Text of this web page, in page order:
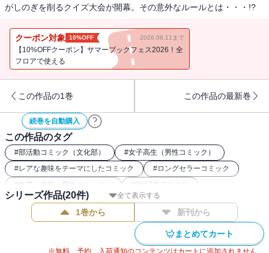
がしのぎを削るクイズ大会が開幕。その意外なルールとは・・・!?
クーポン対象 10%OFF 2026.08.11まで
【10%OFFクーポン】サマーブックフェス2026！全
フロアで使える
この作品の1巻 この作品の最新巻
続巻を自動購入
この作品のタグ
#部活動コミック（文化部） #女子高生（男性コミック）
#レアな趣味をテーマにしたコミック #ロングセラーコミック
# 先輩・後輩（男性コミック） #2017年アニメ化
全て表示する
シリーズ作品(20件)
1巻から 新刊から
まとめてカート
※無料、予約、入荷通知のコンテンツはカートに追加されません。